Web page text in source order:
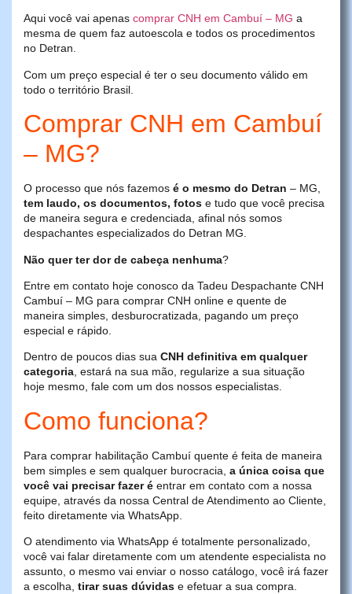
Aqui você vai apenas comprar CNH em Cambuí – MG a
mesma de quem faz autoescola e todos os procedimentos
no Detran.
Com um preço especial é ter o seu documento válido em
todo o território Brasil.
Comprar CNH em Cambuí
– MG?
O processo que nós fazemos é o mesmo do Detran – MG,
tem laudo, os documentos, fotos e tudo que você precisa
de maneira segura e credenciada, afinal nós somos
despachantes especializados do Detran MG.
Não quer ter dor de cabeça nenhuma?
Entre em contato hoje conosco da Tadeu Despachante CNH
Cambuí – MG para comprar CNH online e quente de
maneira simples, desburocratizada, pagando um preço
especial e rápido.
Dentro de poucos dias sua CNH definitiva em qualquer
categoria, estará na sua mão, regularize a sua situação
hoje mesmo, fale com um dos nossos especialistas.
Como funciona?
Para comprar habilitação Cambuí quente é feita de maneira
bem simples e sem qualquer burocracia, a única coisa que
você vai precisar fazer é entrar em contato com a nossa
equipe, através da nossa Central de Atendimento ao Cliente,
feito diretamente via WhatsApp.
O atendimento via WhatsApp é totalmente personalizado,
você vai falar diretamente com um atendente especialista no
assunto, o mesmo vai enviar o nosso catálogo, você irá fazer
a escolha, tirar suas dúvidas e efetuar a sua compra.